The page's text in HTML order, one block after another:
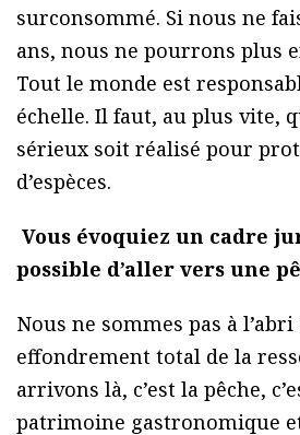
surconsommé. Si nous ne
ans, nous ne pourrons plus
Tout le monde est
échelle. Il faut, au plus vite,
sérieux soit réalisé pour
d’espèces.
Vous évoquiez un cadre
possible d’aller vers une
Nous ne sommes pas à l’abri
effondrement total de la
arrivons là, c’est la pêche,
patrimoine gastronomique